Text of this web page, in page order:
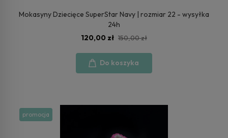
Mokasyny Dziecięce SuperStar Navy | rozmiar 22 - wysyłka
24h
120,00 zł 150,00 zł
Do koszyka
promocja